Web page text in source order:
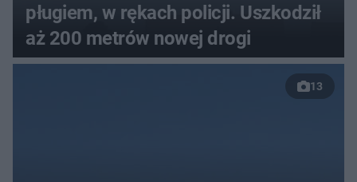
pługiem, w rękach policji. Uszkodził
aż 200 metrów nowej drogi
13